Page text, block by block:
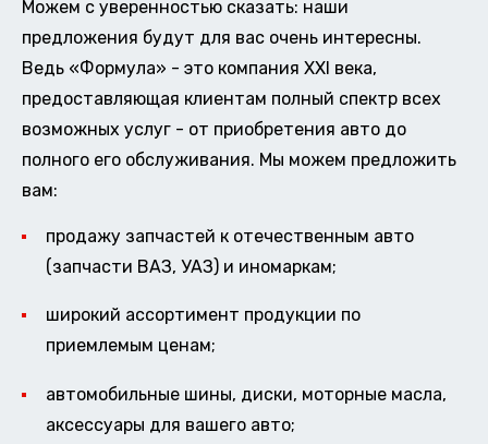
Можем с уверенностью сказать: наши
предложения будут для вас очень интересны.
Ведь «Формула» - это компания XXI века,
предоставляющая клиентам полный спектр всех
возможных услуг - от приобретения авто до
полного его обслуживания. Мы можем предложить
вам:
продажу запчастей к отечественным авто
(запчасти ВАЗ, УАЗ) и иномаркам;
широкий ассортимент продукции по
приемлемым ценам;
автомобильные шины, диски, моторные масла,
аксессуары для вашего авто;